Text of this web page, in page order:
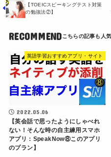
【TOEICスピーキングテスト対策
の勉強法②】
RECOMMEND
英語学習おすすめアプリ・サイト
2022.05.06
【英会話で思ったようにしゃべれ
ない！そんな時の自主練用スマホ
アプリ：SpeakNow⑧このアプリ
のプラン】